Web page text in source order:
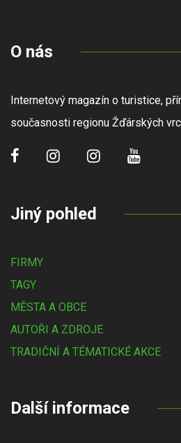
O nás
Internetový magazín o turistice,
současnosti regionu Žďárských
Jiný pohled
FIRMY
TAGY
MĚSTA A OBCE
AUTOŘI A ZDROJE
TRADIČNÍ A TÉMATICKÉ AKCE
Další informace